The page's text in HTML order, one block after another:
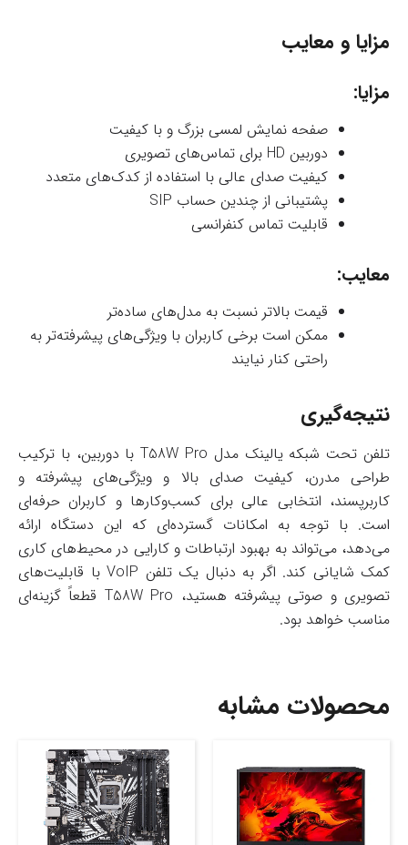
مزایا و معایب
مزایا:
صفحه نمایش لمسی بزرگ و با کیفیت
دوربین HD برای تماس‌های تصویری
کیفیت صدای عالی با استفاده از کدک‌های متعدد
پشتیبانی از چندین حساب SIP
قابلیت تماس کنفرانسی
معایب:
قیمت بالاتر نسبت به مدل‌های ساده‌تر
ممکن است برخی کاربران با ویژگی‌های پیشرفته‌تر به
راحتی کنار نیایند
نتیجه‌گیری
تلفن تحت شبکه یالینک مدل T58W Pro با دوربین، با ترکیب
طراحی مدرن، کیفیت صدای بالا و ویژگی‌های پیشرفته و
کاربرپسند، انتخابی عالی برای کسب‌وکارها و کاربران حرفه‌ای
است. با توجه به امکانات گسترده‌ای که این دستگاه ارائه
می‌دهد، می‌تواند به بهبود ارتباطات و کارایی در محیط‌های کاری
کمک شایانی کند. اگر به دنبال یک تلفن VoIP با قابلیت‌های
تصویری و صوتی پیشرفته هستید، T58W Pro قطعاً گزینه‌ای
مناسب خواهد بود.
محصولات مشابه